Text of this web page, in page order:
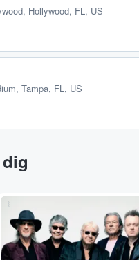
, Hollywood, FL, US
, Tampa, FL, US